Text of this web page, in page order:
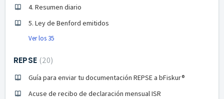
4. Resumen diario
5. Ley de Benford emitidos
Ver los 35
REPSE 20
Guía para enviar tu documentación REPSE a bFiskur®
Acuse de recibo de declaración mensual ISR